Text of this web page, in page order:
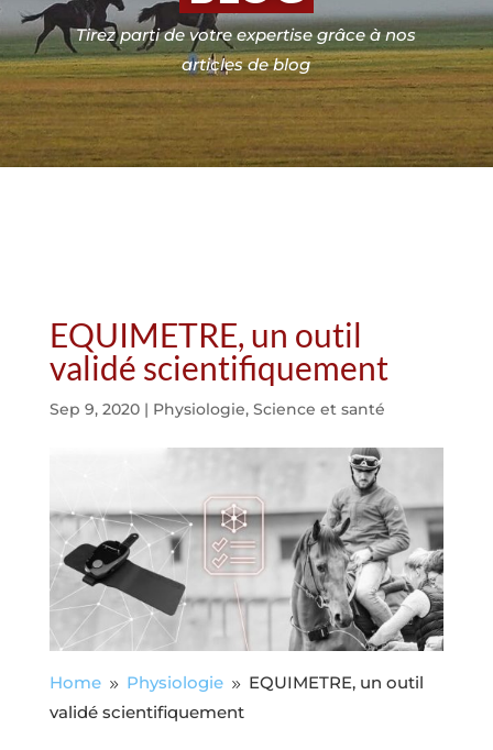
Tirez parti de votre expertise grâce à nos
articles de blog
EQUIMETRE, un outil
validé scientifiquement
Sep 9, 2020| Physiologie, Science et santé
Home 9 Physiologie 9 EQUIMETRE, un outil
validé scientifiquement